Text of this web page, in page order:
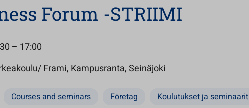
Forum -STRIIMI
– 17:00
Frami, Kampusranta, Seinäjoki
Courses and seminars Företag Koulutukset ja seminaarit